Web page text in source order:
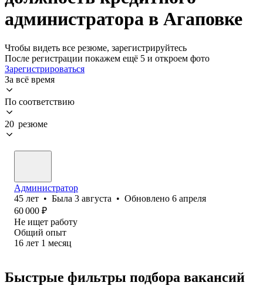
администратора в Агаповке
Чтобы видеть все резюме, зарегистрируйтесь
После регистрации покажем ещё 5 и откроем фото
Зарегистрироваться
За всё время
По соответствию
20 резюме
Администратор
45 лет • Была 3 августа • Обновлено 6 апреля
60 000 ₽
Не ищет работу
Общий опыт
16 лет 1 месяц
Быстрые фильтры подбора вакансий